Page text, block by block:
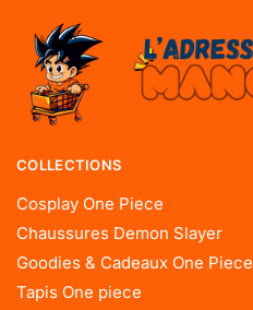
COLLECTIONS
Cosplay One Piece
Chaussures Demon Slayer
Goodies & Cadeaux One Piece
Tapis One piece